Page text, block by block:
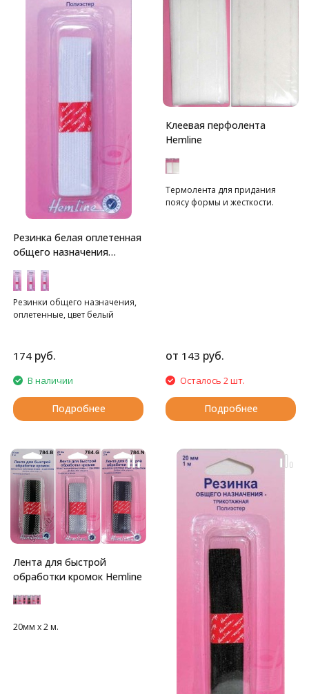
Резинка белая оплетенная
общего назначения
Резинки общего назначения,
оплетенные, цвет белый
174 руб.
В наличии
Подробнее
Клеевая перфолента
Hemline
Термолента для придания
поясу формы и жесткости.
от 143 руб.
Осталось 2 шт.
Подробнее
Лента для быстрой
обработки кромок Hemline
20мм х 2 м.